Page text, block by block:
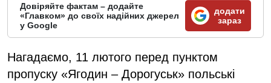
Довіряйте фактам – додайте
«Главком» до своїх надійних джерел
у Google
додати
зараз
Нагадаємо, 11 лютого перед пунктом
пропуску «Ягодин – Дорогуськ» польські